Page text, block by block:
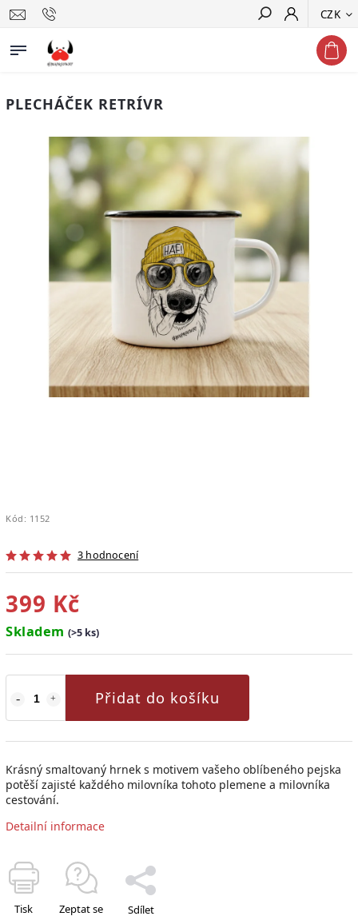
CZK
Hledat
PLECHÁČEK RETRÍVR
Kód: 1152
3 hodnocení
399 Kč
Skladem (>5 ks)
Přidat do košíku
Krásný smaltovaný hrnek s motivem vašeho oblíbeného pejska
potěší zajisté každého milovníka tohoto plemene a milovníka
cestování.
Detailní informace
Tisk Zeptat se Sdílet